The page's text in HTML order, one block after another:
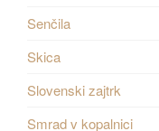
Senčila
Skica
Slovenski zajtrk
Smrad v kopalnici